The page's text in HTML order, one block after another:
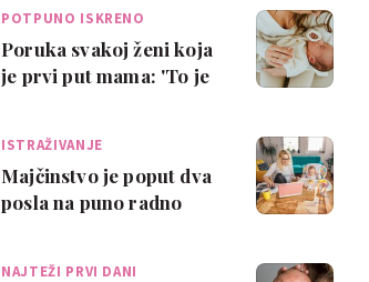
POTPUNO ISKRENO
Poruka svakoj ženi koja
je prvi put mama: 'To je
ISTRAŽIVANJE
Majčinstvo je poput dva
posla na puno radno
NAJTEŽI PRVI DANI